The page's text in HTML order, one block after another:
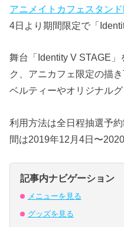
アニメイトカフェスタン
4日より期間限定で「
舞台「Identity V STAGE
ク、アニカフェ限定の描
ベルティーやオリジナル
利用方法は全日程抽選予
間は2019年12月4日〜
記事内ナビゲーション
メニューを見る
グッズを見る